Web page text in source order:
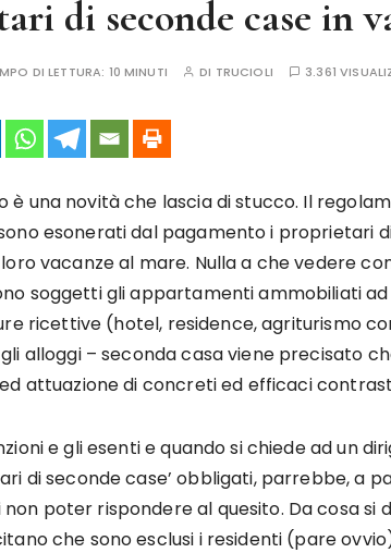
di seconde case in
DI LETTURA: 10 MINUTI DI TRUCIOLI 3.361
è una novità che lascia di stucco. Il
esonerati dal pagamento i proprietari
vacanze al mare. Nulla a che vedere
soggetti gli appartamenti ammobiliati
ricettive (hotel, residence, agriturismo
alloggi – seconda casa viene precisato
attuazione di concreti ed efficaci
e gli esenti e quando si chiede ad un
di seconde case’ obbligati, parrebbe, a
poter rispondere al quesito. Da cosa si
che sono esclusi i residenti (pare